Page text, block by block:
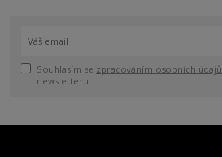
Souhlasím se zpracováním osobních údajů
newsletteru.